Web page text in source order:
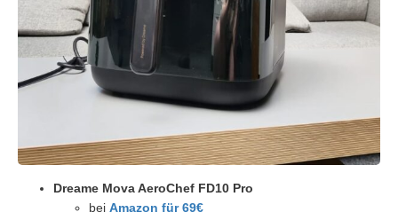
Dreame Mova AeroChef FD10 Pro
bei Amazon für 69€